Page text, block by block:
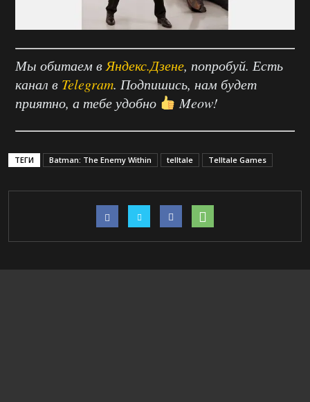
Мы обитаем в Яндекс.Дзене, попробуй. Есть
канал в Telegram. Подпишись, нам будет
приятно, а тебе удобно
Meow!
ТЕГИ Batman: The Enemy Within telltale Telltale Games